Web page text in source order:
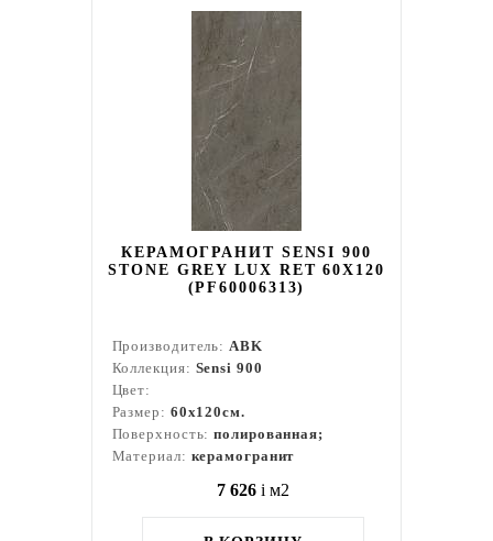
КЕРАМОГРАНИТ SENSI 900
STONE GREY LUX RET 60X120
(PF60006313)
Производитель:ABK
Коллекция: Sensi 900
Цвет:
Размер: 60x120см.
Поверхность:полированная;
Материал: керамогранит
7 626 i м2